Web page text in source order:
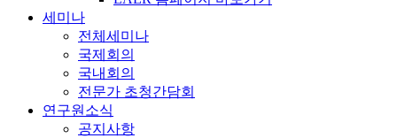
세미나
전체세미나
국제회의
국내회의
전문가 초청간담회
연구원소식
공지사항